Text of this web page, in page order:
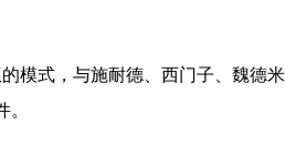
模式，与施耐德、西门子、魏德